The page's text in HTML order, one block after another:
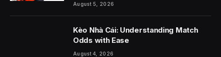
August 5, 2026
Kèo Nhà Cái: Understanding Match
Odds with Ease
August 4, 2026